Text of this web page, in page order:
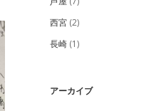
西宮(2)
長崎(1)
アーカイブ